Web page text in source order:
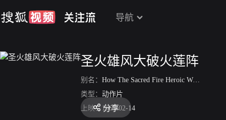
导航
圣火雄风大破火莲阵
别名： How The Sacred Fire Heroic Winds Defeat The Fire Lotus Array
类型： 动作片
上映： 1967-02-14
分享